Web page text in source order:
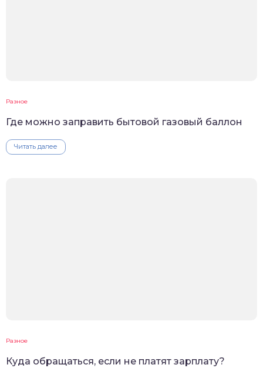
Разное
Где можно заправить бытовой газовый баллон
Читать далее
Разное
Куда обращаться, если не платят зарплату?